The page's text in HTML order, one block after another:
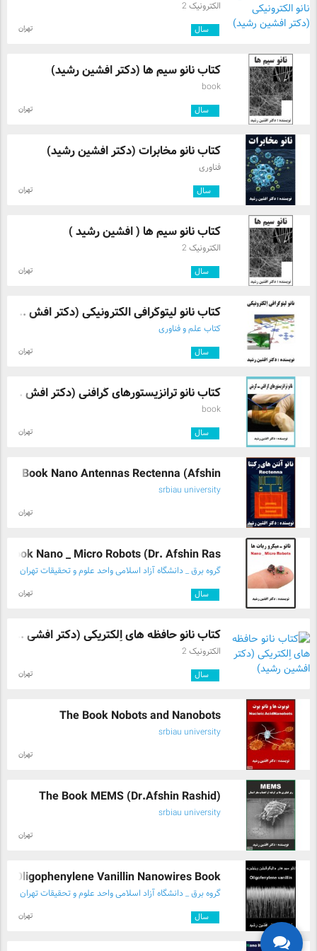
الکترونیک 2
سال تهران
کتاب نانو سیم ها (دکتر افشین رشید)
book
سال تهران
کتاب نانو مخابرات (دکتر افشین رشید)
فناوری
سال تهران
کتاب نانو سیم ها ( افشین رشید )
الکترونیک 2
سال تهران
کتاب نانو لیتوگرافی الکترونیکی (دکتر افش ...
کتاب علم و فناوری
سال تهران
کتاب نانو ترانزیستورهای گرافنی (دکتر افش ...
book
سال تهران
The Book Nano Antennas Rectenna (Afshin ...
srbiau university
تهران
Book Nano _ Micro Robots (Dr. Afshin Ras ...
گروه برق _ دانشگاه آزاد اسلامی واحد علوم و تحقیقات تهران
سال تهران
کتاب نانو حافظه های اِلکتریکی (دکتر افشی ...
الکترونیک 2
سال تهران
The Book Nobots and Nanobots
srbiau university
تهران
The Book MEMS (Dr.Afshin Rashid)
srbiau university
تهران
Oligophenylene Vanillin Nanowires Book ( ...
گروه برق _ دانشگاه آزاد اسلامی واحد علوم و تحقیقات تهران
سال تهران